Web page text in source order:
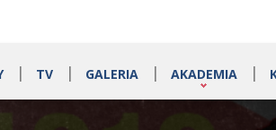
TV GALERIA AKADEMIA